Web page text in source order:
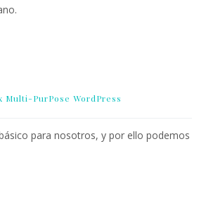
Multi-PurPose WordPress
para nosotros, y por ello podemos